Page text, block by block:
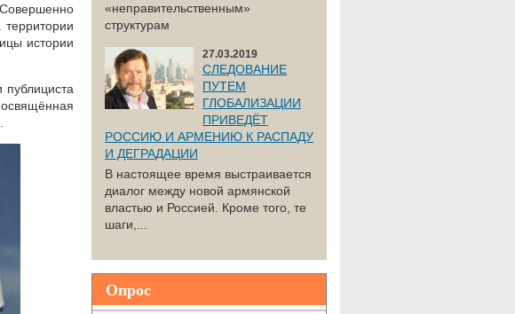
истории
«неправительственным»
структурам
27.03.2019
СЛЕДОВАНИЕ
ПУТЕМ
ГЛОБАЛИЗАЦИИ
ПРИВЕДЁТ
РОССИЮ И АРМЕНИЮ К РАСПАДУ
И ДЕГРАДАЦИИ
В настоящее время выстраивается
диалог между новой армянской
властью и Россией. Кроме того, те
шаги,...
Опрос